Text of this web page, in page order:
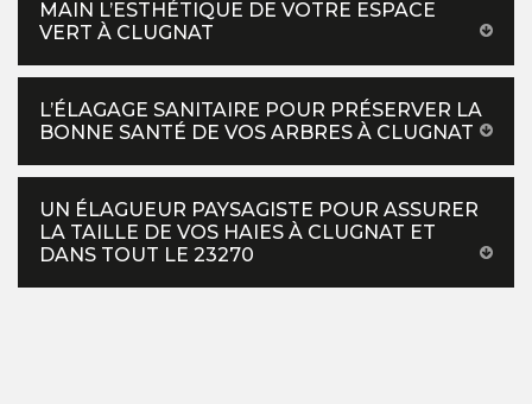
MAIN L’ESTHÉTIQUE DE VOTRE ESPACE
VERT À CLUGNAT
L’ÉLAGAGE SANITAIRE POUR PRÉSERVER LA
BONNE SANTÉ DE VOS ARBRES À CLUGNAT
UN ÉLAGUEUR PAYSAGISTE POUR ASSURER
LA TAILLE DE VOS HAIES À CLUGNAT ET
DANS TOUT LE 23270